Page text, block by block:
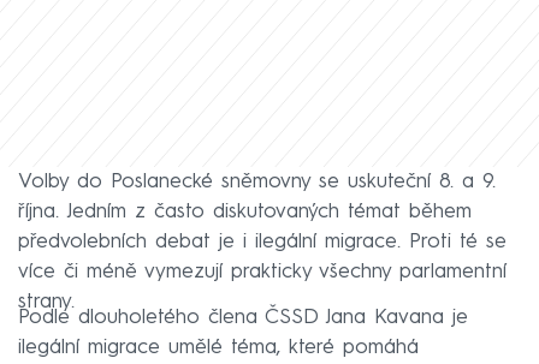
Volby do Poslanecké sněmovny se uskuteční 8. a 9.
října. Jedním z často diskutovaných témat během
předvolebních debat je i ilegální migrace. Proti té se
více či méně vymezují prakticky všechny parlamentní
strany.
Podle dlouholetého člena ČSSD Jana Kavana je
ilegální migrace umělé téma, které pomáhá